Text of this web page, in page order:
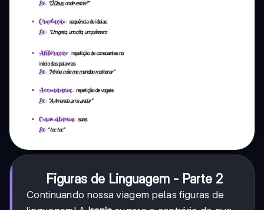
Figuras de Linguagem - Parte 2
Continuando nossa viagem pelas figuras de